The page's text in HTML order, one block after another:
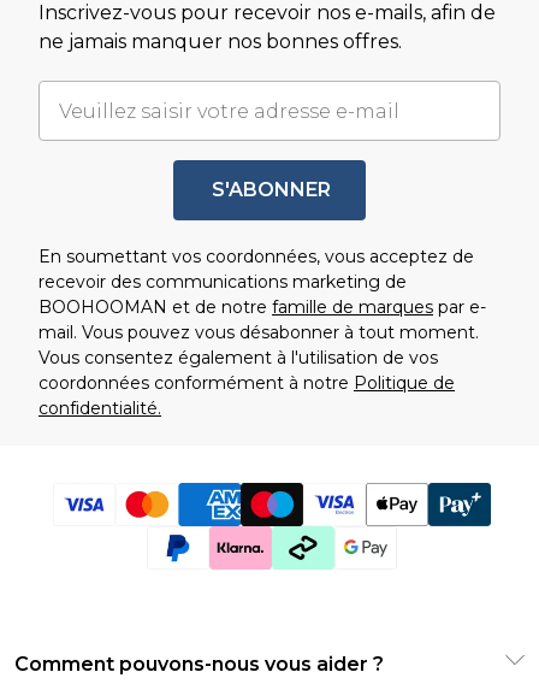
Inscrivez-vous pour recevoir nos e-mails, afin de
ne jamais manquer nos bonnes offres.
S'ABONNER
En soumettant vos coordonnées, vous acceptez de
recevoir des communications marketing de
BOOHOOMAN et de notre famille de marques par e-
mail. Vous pouvez vous désabonner à tout moment.
Vous consentez également à l'utilisation de vos
coordonnées conformément à notre Politique de
confidentialité.
Comment pouvons-nous vous aider ?